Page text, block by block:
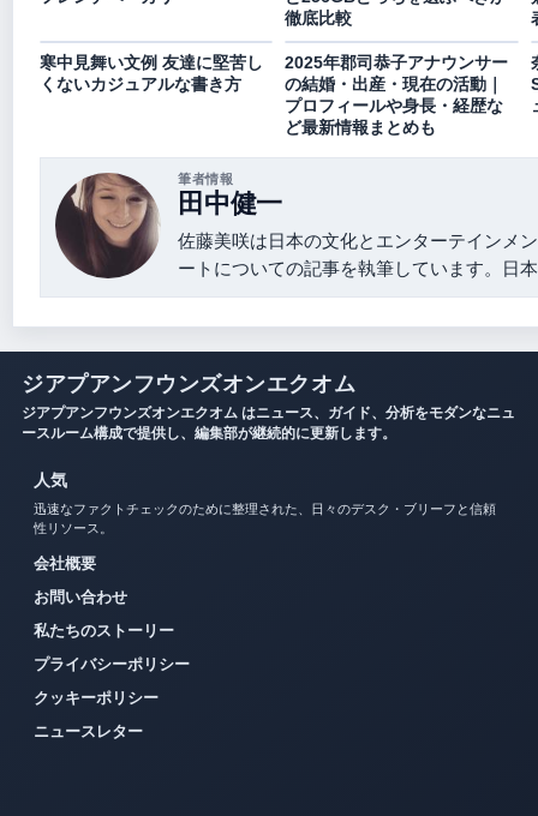
徹底比較
寒中見舞い文例 友達に堅苦し
くないカジュアルな書き方
2025年郡司恭子アナウンサー
の結婚・出産・現在の活動｜
プロフィールや身長・経歴な
ど最新情報まとめも
筆者情報
田中健一
佐藤美咲は日本の文化とエンターテインメ
ートについての記事を執筆しています。日
ジアプアンフウンズオンエクオム
ジアプアンフウンズオンエクオム はニュース、ガイド、分析をモダンなニュ
ースルーム構成で提供し、編集部が継続的に更新します。
人気
迅速なファクトチェックのために整理された、日々のデスク・ブリーフと信頼
性リソース。
会社概要
お問い合わせ
私たちのストーリー
プライバシーポリシー
クッキーポリシー
ニュースレター